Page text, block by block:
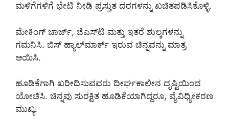
ಮಳಿಗೆಗಳಿಗೆ ಭೇಟಿ ನೀಡಿ ಪ್ರಸ್ತುತ ದರಗಳನ್ನು ಖಚಿತಪಡಿಸಿಕೊಳ್ಳಿ.
ಮೇಕಿಂಗ್ ಚಾರ್ಜ್, ಜಿಎಸ್‌ಟಿ ಮತ್ತು ಇತರೆ ಶುಲ್ಕಗಳನ್ನು
ಗಮನಿಸಿ. ಬಿಸ್ ಹ್ಯಾಲ್‌ಮಾರ್ಕ್ ಇರುವ ಚಿನ್ನವನ್ನು ಮಾತ್ರ
ಆಯಿಸಿ.
ಹೂಡಿಕೆಗಾಗಿ ಖರೀದಿಸುವವರು ದೀರ್ಘಕಾಲೀನ ದೃಷ್ಟಿಯಿಂದ
ಯೋಚಿಸಿ. ಚಿನ್ನವು ಸುರಕ್ಷಿತ ಹೂಡಿಕೆಯಾಗಿದ್ದರೂ, ವೈವಿಧ್ಯೀಕರಣ
ಮುಖ್ಯ.